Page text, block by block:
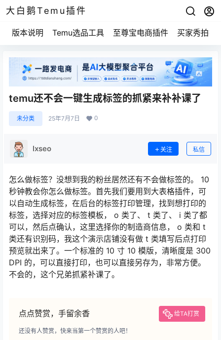
大白鹅Temu插件
版本说明 Temu选品工具 至尊宝电商插件 买家秀拍摄
temu还不会一键生成标签的抓紧来补补课了
未分类 25年7月7日 0
lxseo 关注 私信
怎么做标签？没想到我的粉丝居然还有不会做标签的。 10
秒钟教会你怎么做标签。首先我们要用到大表格插件，可
以自动生成标签，在后台的标签打印管理，找到想打印的
标签，选择对应的标签模板， o 类了、 t 类了、 i 类了都
可以，然后点确认，这里选择你的制造商信息， o 类和 t
类还有识别码，我这个演示店铺没有做 t 类填写后点打印
预览就出来了。一个标准的 10 寸 10 模版，清晰度是 300
DPI 的，可以直接打印，也可以直接另存为，非常方便。
不会的，这个兄弟抓紧补课了。
点点赞赏，手留余香 给TA打赏
还没有人赞赏，快来当第一个赞赏的人吧！